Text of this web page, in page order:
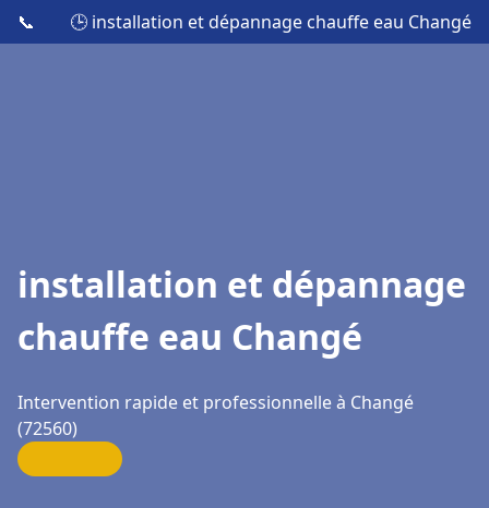
📞 🕒 installation et dépannage chauffe eau Changé
installation et dépannage
chauffe eau Changé
Intervention rapide et professionnelle à Changé
(72560)